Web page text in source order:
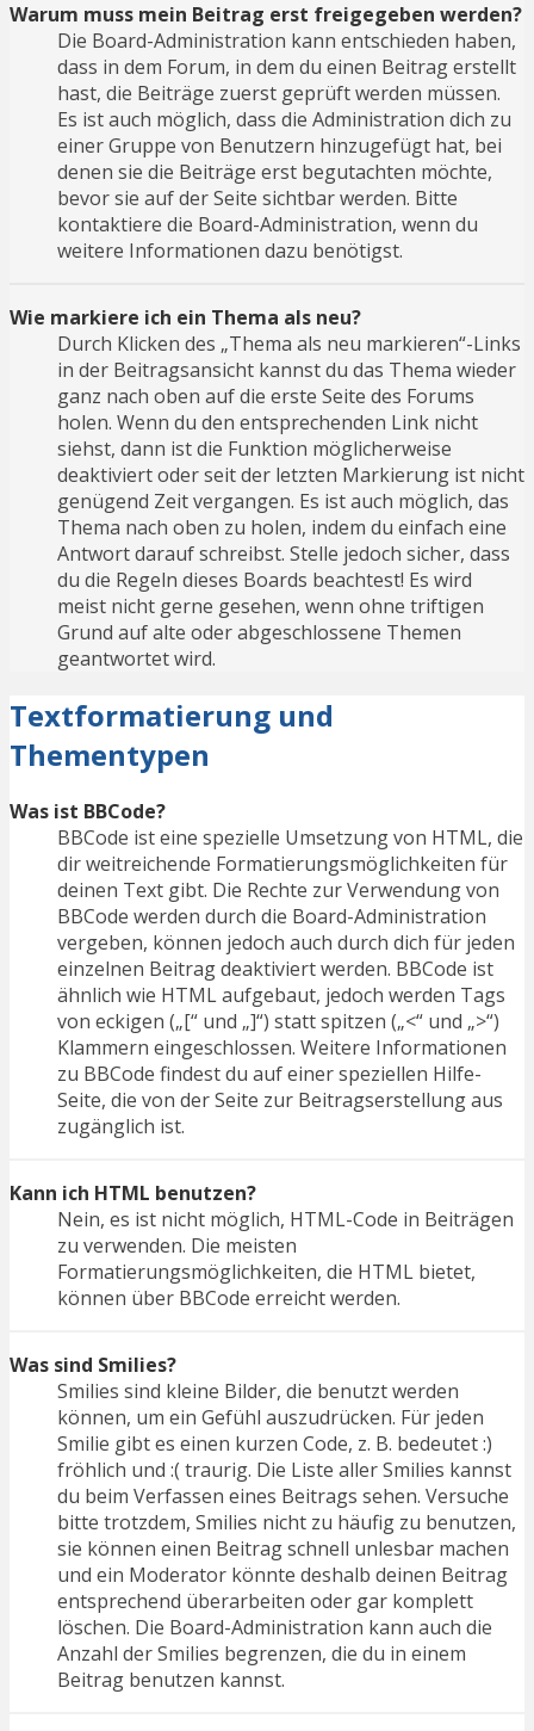
Warum muss mein Beitrag erst freigegeben werden?
Die Board-Administration kann entschieden haben,
dass in dem Forum, in dem du einen Beitrag erstellt
hast, die Beiträge zuerst geprüft werden müssen.
Es ist auch möglich, dass die Administration dich zu
einer Gruppe von Benutzern hinzugefügt hat, bei
denen sie die Beiträge erst begutachten möchte,
bevor sie auf der Seite sichtbar werden. Bitte
kontaktiere die Board-Administration, wenn du
weitere Informationen dazu benötigst.
Wie markiere ich ein Thema als neu?
Durch Klicken des „Thema als neu markieren“-Links
in der Beitragsansicht kannst du das Thema wieder
ganz nach oben auf die erste Seite des Forums
holen. Wenn du den entsprechenden Link nicht
siehst, dann ist die Funktion möglicherweise
deaktiviert oder seit der letzten Markierung ist nicht
genügend Zeit vergangen. Es ist auch möglich, das
Thema nach oben zu holen, indem du einfach eine
Antwort darauf schreibst. Stelle jedoch sicher, dass
du die Regeln dieses Boards beachtest! Es wird
meist nicht gerne gesehen, wenn ohne triftigen
Grund auf alte oder abgeschlossene Themen
geantwortet wird.
Textformatierung und
Thementypen
Was ist BBCode?
BBCode ist eine spezielle Umsetzung von HTML, die
dir weitreichende Formatierungsmöglichkeiten für
deinen Text gibt. Die Rechte zur Verwendung von
BBCode werden durch die Board-Administration
vergeben, können jedoch auch durch dich für jeden
einzelnen Beitrag deaktiviert werden. BBCode ist
ähnlich wie HTML aufgebaut, jedoch werden Tags
von eckigen („[“ und „]“) statt spitzen („<“ und „>“)
Klammern eingeschlossen. Weitere Informationen
zu BBCode findest du auf einer speziellen Hilfe-
Seite, die von der Seite zur Beitragserstellung aus
zugänglich ist.
Kann ich HTML benutzen?
Nein, es ist nicht möglich, HTML-Code in Beiträgen
zu verwenden. Die meisten
Formatierungsmöglichkeiten, die HTML bietet,
können über BBCode erreicht werden.
Was sind Smilies?
Smilies sind kleine Bilder, die benutzt werden
können, um ein Gefühl auszudrücken. Für jeden
Smilie gibt es einen kurzen Code, z. B. bedeutet :)
fröhlich und :( traurig. Die Liste aller Smilies kannst
du beim Verfassen eines Beitrags sehen. Versuche
bitte trotzdem, Smilies nicht zu häufig zu benutzen,
sie können einen Beitrag schnell unlesbar machen
und ein Moderator könnte deshalb deinen Beitrag
entsprechend überarbeiten oder gar komplett
löschen. Die Board-Administration kann auch die
Anzahl der Smilies begrenzen, die du in einem
Beitrag benutzen kannst.